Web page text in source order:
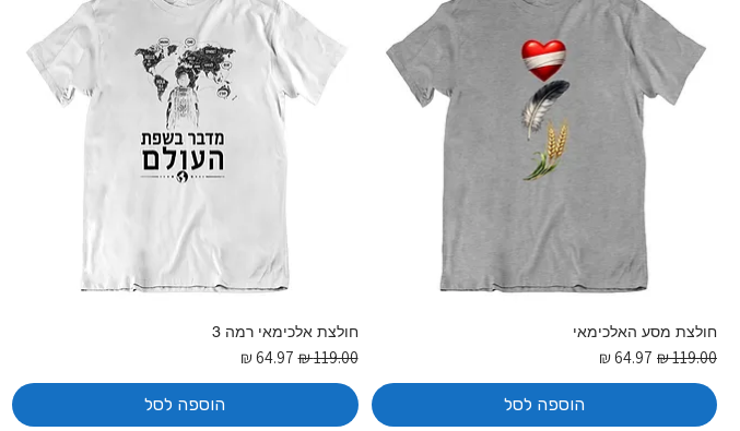
חולצת מסע האלכימאי
מחיר רגיל מחיר מבצע
הוספה לסל
חולצת אלכימאי רמה 3
מחיר רגיל‏119.00 ‏₪ מחיר מבצע
הוספה לסל